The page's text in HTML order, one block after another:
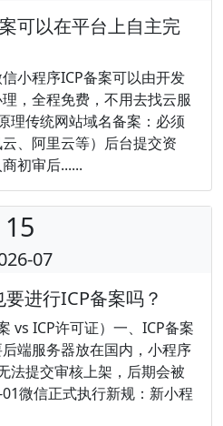
可以在平台上自主完
小程序ICP备案可以由开发
，全程免费，不用去找云服
理传统网站域名备案：必须
、阿里云等）后台提交资
初审后......
15
07
进行ICP备案吗？
vs ICP许可证）一、ICP备案
后端服务器放在国内，小程序
法提交审核上架，后期会被
微信正式执行新规：新小程